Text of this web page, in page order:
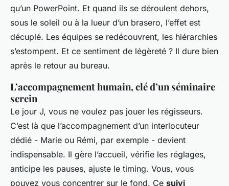
qu’un PowerPoint. Et quand ils se déroulent dehors,
sous le soleil ou à la lueur d’un brasero, l’effet est
décuplé. Les équipes se redécouvrent, les hiérarchies
s’estompent. Et ce sentiment de légèreté ? Il dure bien
après le retour au bureau.
L’accompagnement humain, clé d’un séminaire
serein
Le jour J, vous ne voulez pas jouer les régisseurs.
C’est là que l’accompagnement d’un interlocuteur
dédié - Marie ou Rémi, par exemple - devient
indispensable. Il gère l’accueil, vérifie les réglages,
anticipe les pauses, ajuste le timing. Vous, vous
pouvez vous concentrer sur le fond. Ce suivi